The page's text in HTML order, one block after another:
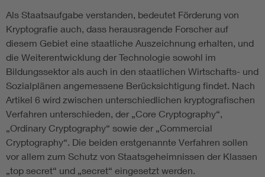
Als Staatsaufgabe verstanden, bedeutet Förderung von
Kryptografie auch, dass herausragende Forscher auf
diesem Gebiet eine staatliche Auszeichnung erhalten, und
die Weiterentwicklung der Technologie sowohl im
Bildungssektor als auch in den staatlichen Wirtschafts- und
Sozialplänen angemessene Berücksichtigung findet. Nach
Artikel 6 wird zwischen unterschiedlichen kryptografischen
Verfahren unterschieden, der „Core Cryptography“,
„Ordinary Cryptography“ sowie der „Commercial
Cryptography“. Die beiden erstgenannte Verfahren sollen
vor allem zum Schutz von Staatsgeheimnissen der Klassen
„top secret“ und „secret“ eingesetzt werden.